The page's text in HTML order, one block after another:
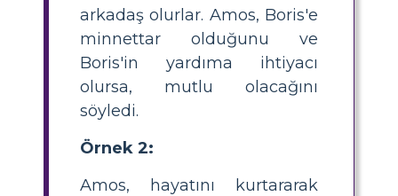
arkadaş olurlar. Amos, Boris'e
minnettar olduğunu ve
Boris'in yardıma ihtiyacı
olursa, mutlu olacağını
söyledi.
Örnek 2:
Amos, hayatını kurtararak